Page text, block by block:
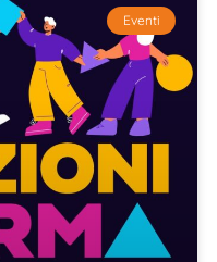
Eventi